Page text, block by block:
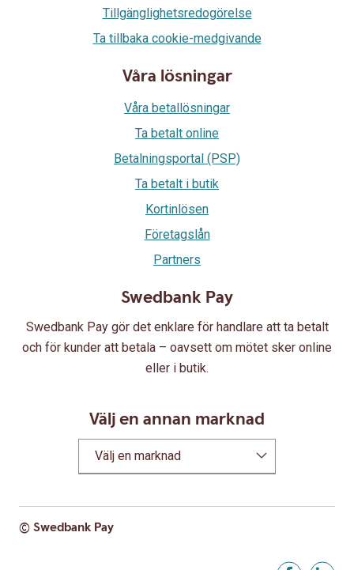
Swedbank Pay
Swedbank Pay gör det enklare för handlare att ta betalt
och för kunder att betala – oavsett om mötet sker online
eller i butik.
Välj en annan marknad
Välj en marknad
Tillgänglighetsredogörelse
Ta tillbaka cookie-medgivande
Våra lösningar
Våra betallösningar
Ta betalt online
Betalningsportal (PSP)
Ta betalt i butik
Kortinlösen
Företagslån
Partners
© Swedbank Pay